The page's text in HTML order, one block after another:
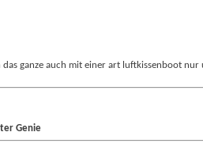
das ganze auch mit einer art luftkissenboot
Genie